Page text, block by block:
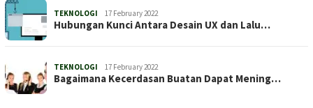
TEKNOLOGI 17 February 2022
Hubungan Kunci Antara Desain UX dan Lalu…
TEKNOLOGI 17 February 2022
Bagaimana Kecerdasan Buatan Dapat Mening…